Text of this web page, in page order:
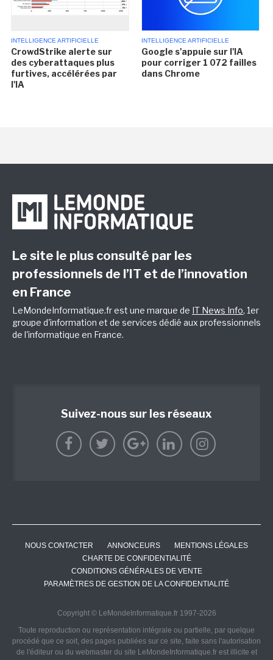
INTELLIGENCE ARTIFICIELLE
CrowdStrike alerte sur
des cyberattaques plus
furtives, accélérées par
l'IA
INTELLIGENCE ARTIFICIELLE
Google s'appuie sur l'IA
pour corriger 1 072 failles
dans Chrome
Le site le plus consulté par les
professionnels de l’IT et de l’innovation
en France
LeMondeInformatique.fr est une marque de IT News Info, 1er
groupe d'information et de services dédié aux professionnels
de l'informatique en France.
Suivez-nous sur les réseaux
NOUS CONTACTER ANNONCEURS
MENTIONS LÉGALES
CHARTE DE CONFIDENTIALITÉ
CONDITIONS GÉNÉRALES DE VENTE
PARAMÈTRES DE GESTION DE LA CONFIDENTIALITÉ
Copyright © LeMondeInformatique.fr 1997-2026
Toute reproduction ou représentation intégrale ou partielle, par quelque
procédé que ce soit, des pages publiées sur ce site, faite sans l'autorisation
de l'éditeur ou du webmaster du site LeMondeInformatique.fr est illicite et